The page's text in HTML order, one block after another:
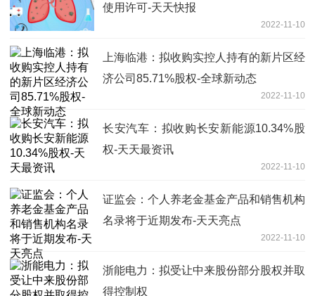
使用许可-天天快报
2022-11-10
上海临港：拟收购实控人持有的新片区经
济公司85.71%股权-全球新动态
2022-11-10
长安汽车：拟收购长安新能源10.34%股
权-天天最资讯
2022-11-10
证监会：个人养老金基金产品和销售机构
名录将于近期发布-天天亮点
2022-11-10
浙能电力：拟受让中来股份部分股权并取
得控制权